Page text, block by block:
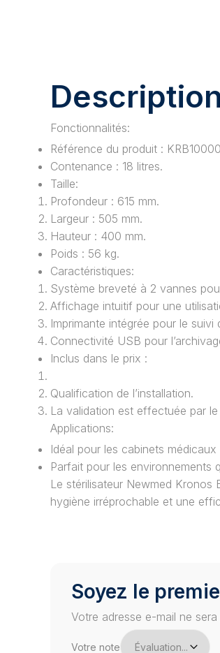
Description
Fonctionnalités:
Référence du produit :
Contenance : 18 litres.
Taille:
Profondeur : 615 mm.
Largeur : 505 mm.
Hauteur : 400 mm.
Poids : 56 kg.
Caractéristiques:
Système breveté à 2 vannes
Affichage intuitif pour une
Imprimante intégrée pour le suivi
Connectivité USB pour
Inclus dans le prix :
Qualification de l’installation.
La validation est effectuée par
Applications:
Idéal pour les cabinets médicaux
Parfait pour les environnements
Le stérilisateur Newmed Kronos
hygiène irréprochable et une
Soyez le
Votre adresse e-mail ne sera
Votre note